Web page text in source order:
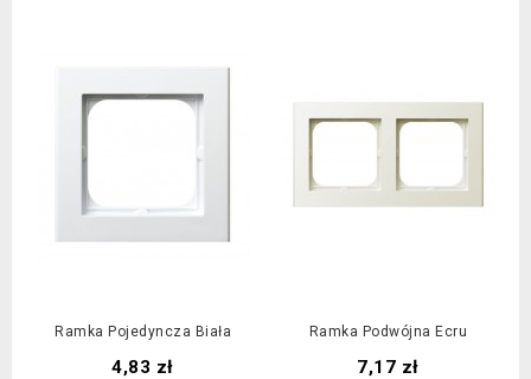
Ramka Pojedyncza Biała
Cena
4,83 zł
Ramka Podwójna Ecru
Cena
7,17 zł